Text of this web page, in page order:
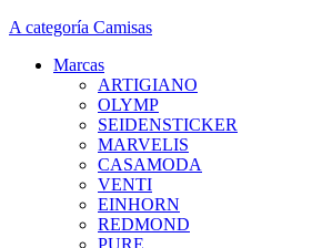
A categoría Camisas
Marcas
ARTIGIANO
OLYMP
SEIDENSTICKER
MARVELIS
CASAMODA
VENTI
EINHORN
REDMOND
PURE